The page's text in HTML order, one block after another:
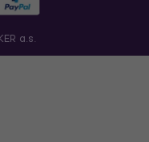
a.s.